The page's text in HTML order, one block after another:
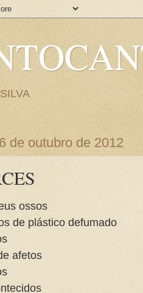
de outubro de 2012
ossos
de plástico defumado
afetos